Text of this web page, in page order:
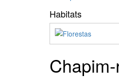
Habitats